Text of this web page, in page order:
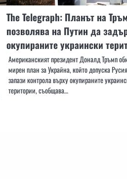
The Telegraph: Планът на
позволява на Путин да
окупираните украински
Американският президент Доналд Тръмп
мирен план за Украйна, който допуска
запази контрола върху окупираните
територии, съобщава…